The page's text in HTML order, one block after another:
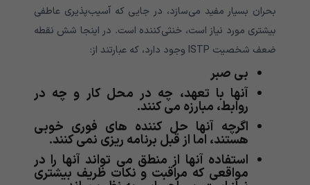
بحران بسیار مفید می‌سازد، در جایی که آسیب‌پذیری عاطفی
بیشتری مورد نیاز است، خنثی‌کننده است. در اینجا شش نقطه
ضعف شخصیت ISTP وجود دارد، که عبارتند از:
بی صبر
آنها با تعهد، چه در محل کار و چه در
روابط، مبارزه می کنند.
اگرچه آنها حل کننده های فوری خوبی
هستند، اما از قبل برنامه ریزی نمی کنند.
استفاده آنها از منطق می تواند آنها را در
مواقعی که مراقبت و نکات ظریف بیشتری